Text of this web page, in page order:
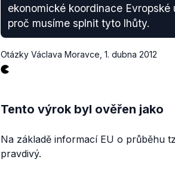
ekonomické koordinace
proč musíme splnit tyto lhůty.
Otázky Václava Moravce 1. dubna 2012
Tento výrok byl ověřen jako
Na základě informací EU o průběhu
pravdivý.